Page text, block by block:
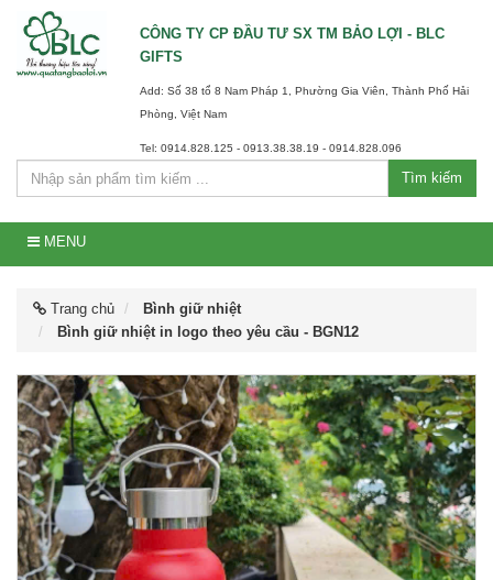
CÔNG TY CP ĐẦU TƯ SX TM BẢO LỢI - BLC
GIFTS
Add: Số 38 tổ 8 Nam Pháp 1, Phường Gia Viên, Thành Phố Hải
Phòng, Việt Nam
Tel: 0914.828.125 - 0913.38.38.19 - 0914.828.096
Tìm kiếm
MENU
Trang chủ
Bình giữ nhiệt
Bình giữ nhiệt in logo theo yêu cầu - BGN12